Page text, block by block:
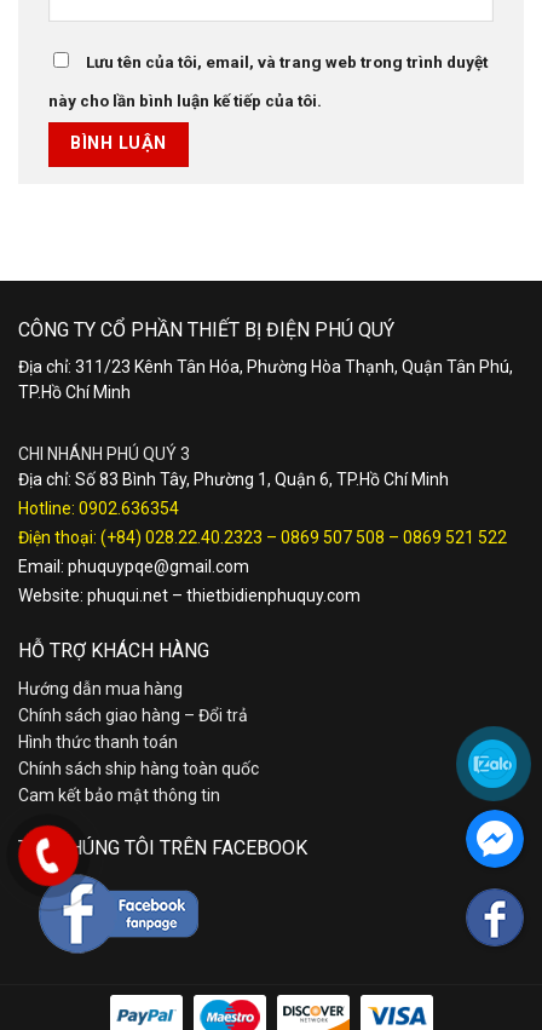
Lưu tên của tôi, email, và trang web trong trình duyệt
này cho lần bình luận kế tiếp của tôi.
CÔNG TY CỔ PHẦN THIẾT BỊ ĐIỆN PHÚ QUÝ
Địa chỉ: 311/23 Kênh Tân Hóa, Phường Hòa Thạnh, Quận Tân Phú,
TP.Hồ Chí Minh
CHI NHÁNH PHÚ QUÝ 3
Địa chỉ: Số 83 Bình Tây, Phường 1, Quận 6, TP.Hồ Chí Minh
Hotline: 0902.636354
Điện thoại: (+84) 028.22.40.2323 – 0869 507 508 – 0869 521 522
Email: phuquypqe@gmail.com
Website: phuqui.net – thietbidienphuquy.com
HỖ TRỢ KHÁCH HÀNG
Hướng dẫn mua hàng
Chính sách giao hàng – Đổi trả
Hình thức thanh toán
Chính sách ship hàng toàn quốc
Cam kết bảo mật thông tin
TÌM CHÚNG TÔI TRÊN FACEBOOK